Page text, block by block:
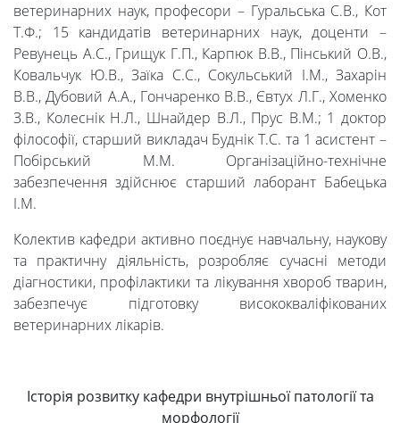
Foreign
Students
Студенту
Ресурси
та
сервіси
Науковий
ветеринарних наук, професори – Гуральська С.В., Кот
Т.Ф.; 15 кандидатів ветеринарних наук, доценти –
Ревунець А.С., Грищук Г.П., Карпюк В.В., Пінський О.В.,
Ковальчук Ю.В., Заїка С.С., Сокульський І.М., Захарін
В.В., Дубовий А.А., Гончаренко В.В., Євтух Л.Г., Хоменко
З.В., Колеснік Н.Л., Шнайдер В.Л., Прус В.М.; 1 доктор
філософії, старший викладач Буднік Т.С. та 1 асистент –
Побірський М.М. Організаційно-технічне
забезпечення здійснює старший лаборант Бабецька
І.М.
Колектив кафедри активно поєднує навчальну, наукову
та практичну діяльність, розробляє сучасні методи
діагностики, профілактики та лікування хвороб тварин,
забезпечує підготовку висококваліфікованих
ветеринарних лікарів.
Історія розвитку кафедри внутрішньої патології та
морфології